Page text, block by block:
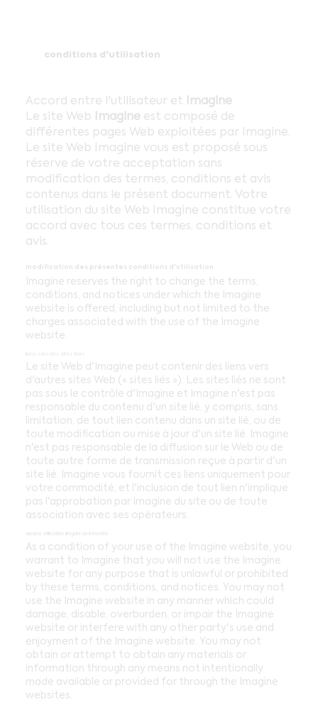
modification des présentes conditions d'utilisation
Imagine reserves the right to change the terms,
conditions, and notices under which the Imagine
website is offered, including but not limited to the
charges associated with the use of the Imagine
website.
liens vers des sites tiers
Le site Web d'Imagine peut contenir des liens vers
d'autres sites Web (« sites liés »). Les sites liés ne sont
pas sous le contrôle d'Imagine et Imagine n'est pas
responsable du contenu d'un site lié, y compris, sans
limitation, de tout lien contenu dans un site lié, ou de
toute modification ou mise à jour d'un site lié. Imagine
n'est pas responsable de la diffusion sur le Web ou de
toute autre forme de transmission reçue à partir d'un
site lié. Imagine vous fournit ces liens uniquement pour
votre commodité, et l'inclusion de tout lien n'implique
pas l'approbation par Imagine du site ou de toute
association avec ses opérateurs.
aucune utilisation illégale ou interdite
As a condition of your use of the Imagine website, you
warrant to Imagine that you will not use the Imagine
website for any purpose that is unlawful or prohibited
by these terms, conditions, and notices. You may not
use the Imagine website in any manner which could
damage, disable, overburden, or impair the Imagine
website or interfere with any other party's use and
enjoyment of the Imagine website. You may not
obtain or attempt to obtain any materials or
information through any means not intentionally
made available or provided for through the Imagine
websites.
conditions d'utilisation
Accord entre l'utilisateur et Imagine
Le site Web Imagine est composé de
différentes pages Web exploitées par Imagine.
Le site Web Imagine vous est proposé sous
réserve de votre acceptation sans
modification des termes, conditions et avis
contenus dans le présent document. Votre
utilisation du site Web Imagine constitue votre
accord avec tous ces termes, conditions et
avis.